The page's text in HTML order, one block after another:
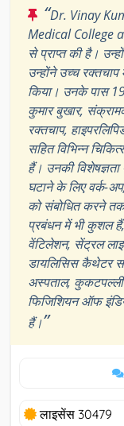
“Dr. Vinay
Medical College
से प्राप्त की है।
उन्होंने उच्च
किया। उनके पास
कुमार बुखार,
रक्तचाप,
सहित विभिन्न
हैं। उनकी विशेषज्ञता
घटाने के लिए वर्क-
को संबोधित करने
प्रबंधन में भी कुशल
वेंटिलेशन, सेंट्रल
डायलिसिस कैथेटर
अस्पताल,
फिजिशियन ऑफ
हैं।”
लाइसेंस 30479